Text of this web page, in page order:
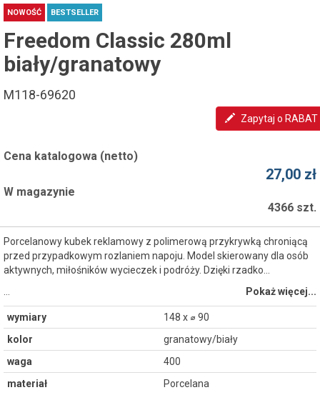
NOWOŚĆ BESTSELLER
Freedom Classic 280ml
biały/granatowy
M118-69620
Zapytaj o RABAT
Cena katalogowa (netto)
27,00 zł
W magazynie
4366 szt.
Porcelanowy kubek reklamowy z polimerową przykrywką chroniącą
przed przypadkowym rozlaniem napoju. Model skierowany dla osób
aktywnych, miłośników wycieczek i podróży. Dzięki rzadko...
Pokaż więcej...
wymiary
148 x ⌀ 90
kolor
granatowy/biały
waga
400
materiał
Porcelana